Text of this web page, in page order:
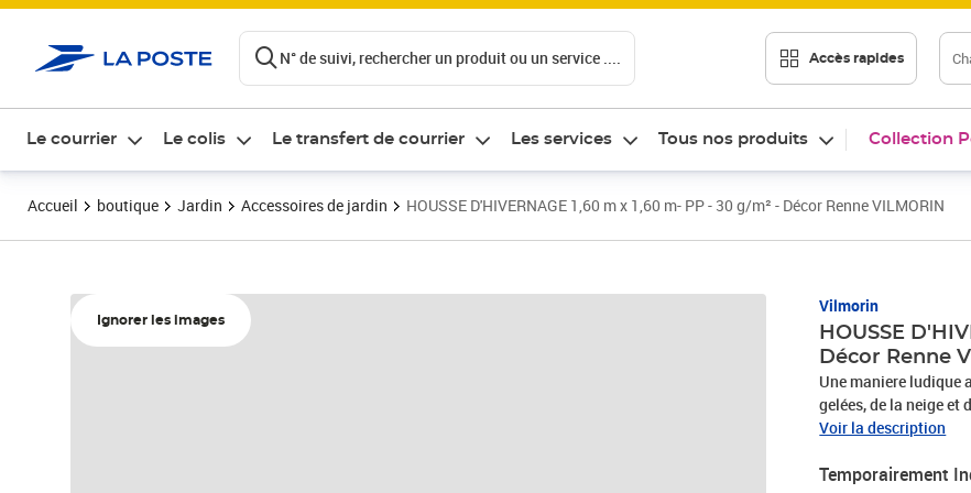
N° de suivi, rechercher un produit ou un service .... Accès rapides
Le courrier Le colis Le transfert de courrier Les services Tous nos produits Collection
Accueil boutique Jardin Accessoires de jardin HOUSSE D'HIVERNAGE 1,60 m x 1,60 m- PP - 30 g/m² - Décor Renne VILMORIN
Ignorer les images
Vilmorin
HOUSSE
Décor Renne
Une maniere ludique
gelées, de la neige et de
d'hivernage créent
racines tout en
Voir la description
Temporairement